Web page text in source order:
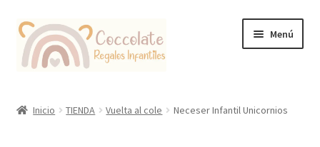
Ir
la
Ir
contenido
Menú
Inicio TIENDA Vuelta al cole Neceser Infantil Unicornios